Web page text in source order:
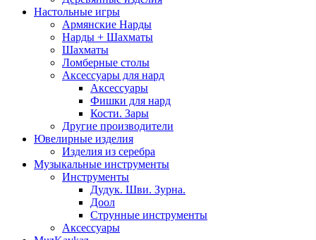
Настольные игры
Армянские Нарды
Нарды + Шахматы
Шахматы
Ломберные столы
Аксессуары для нард
Аксессуары
Фишки для нард
Кости. Зары
Другие производители
Ювелирные изделия
Изделия из серебра
Музыкальные инструменты
Инструменты
Дудук. Шви. Зурна.
Доол
Струнные инструменты
Аксессуары